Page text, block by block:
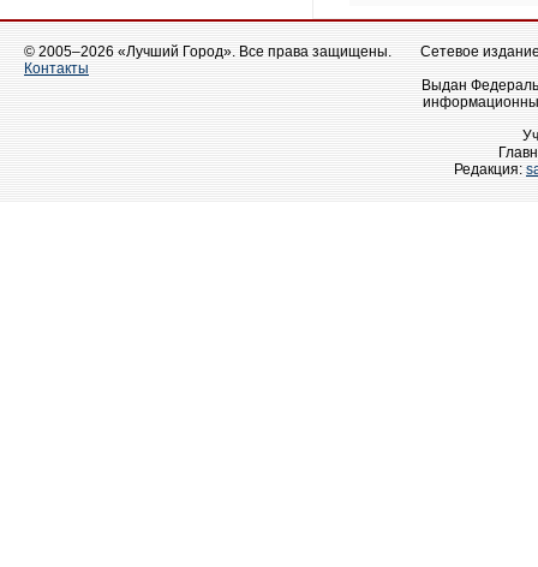
© 2005–2026 «Лучший Город». Все права защищены.
Контакты
Сетевое
Выдан
Редакция: